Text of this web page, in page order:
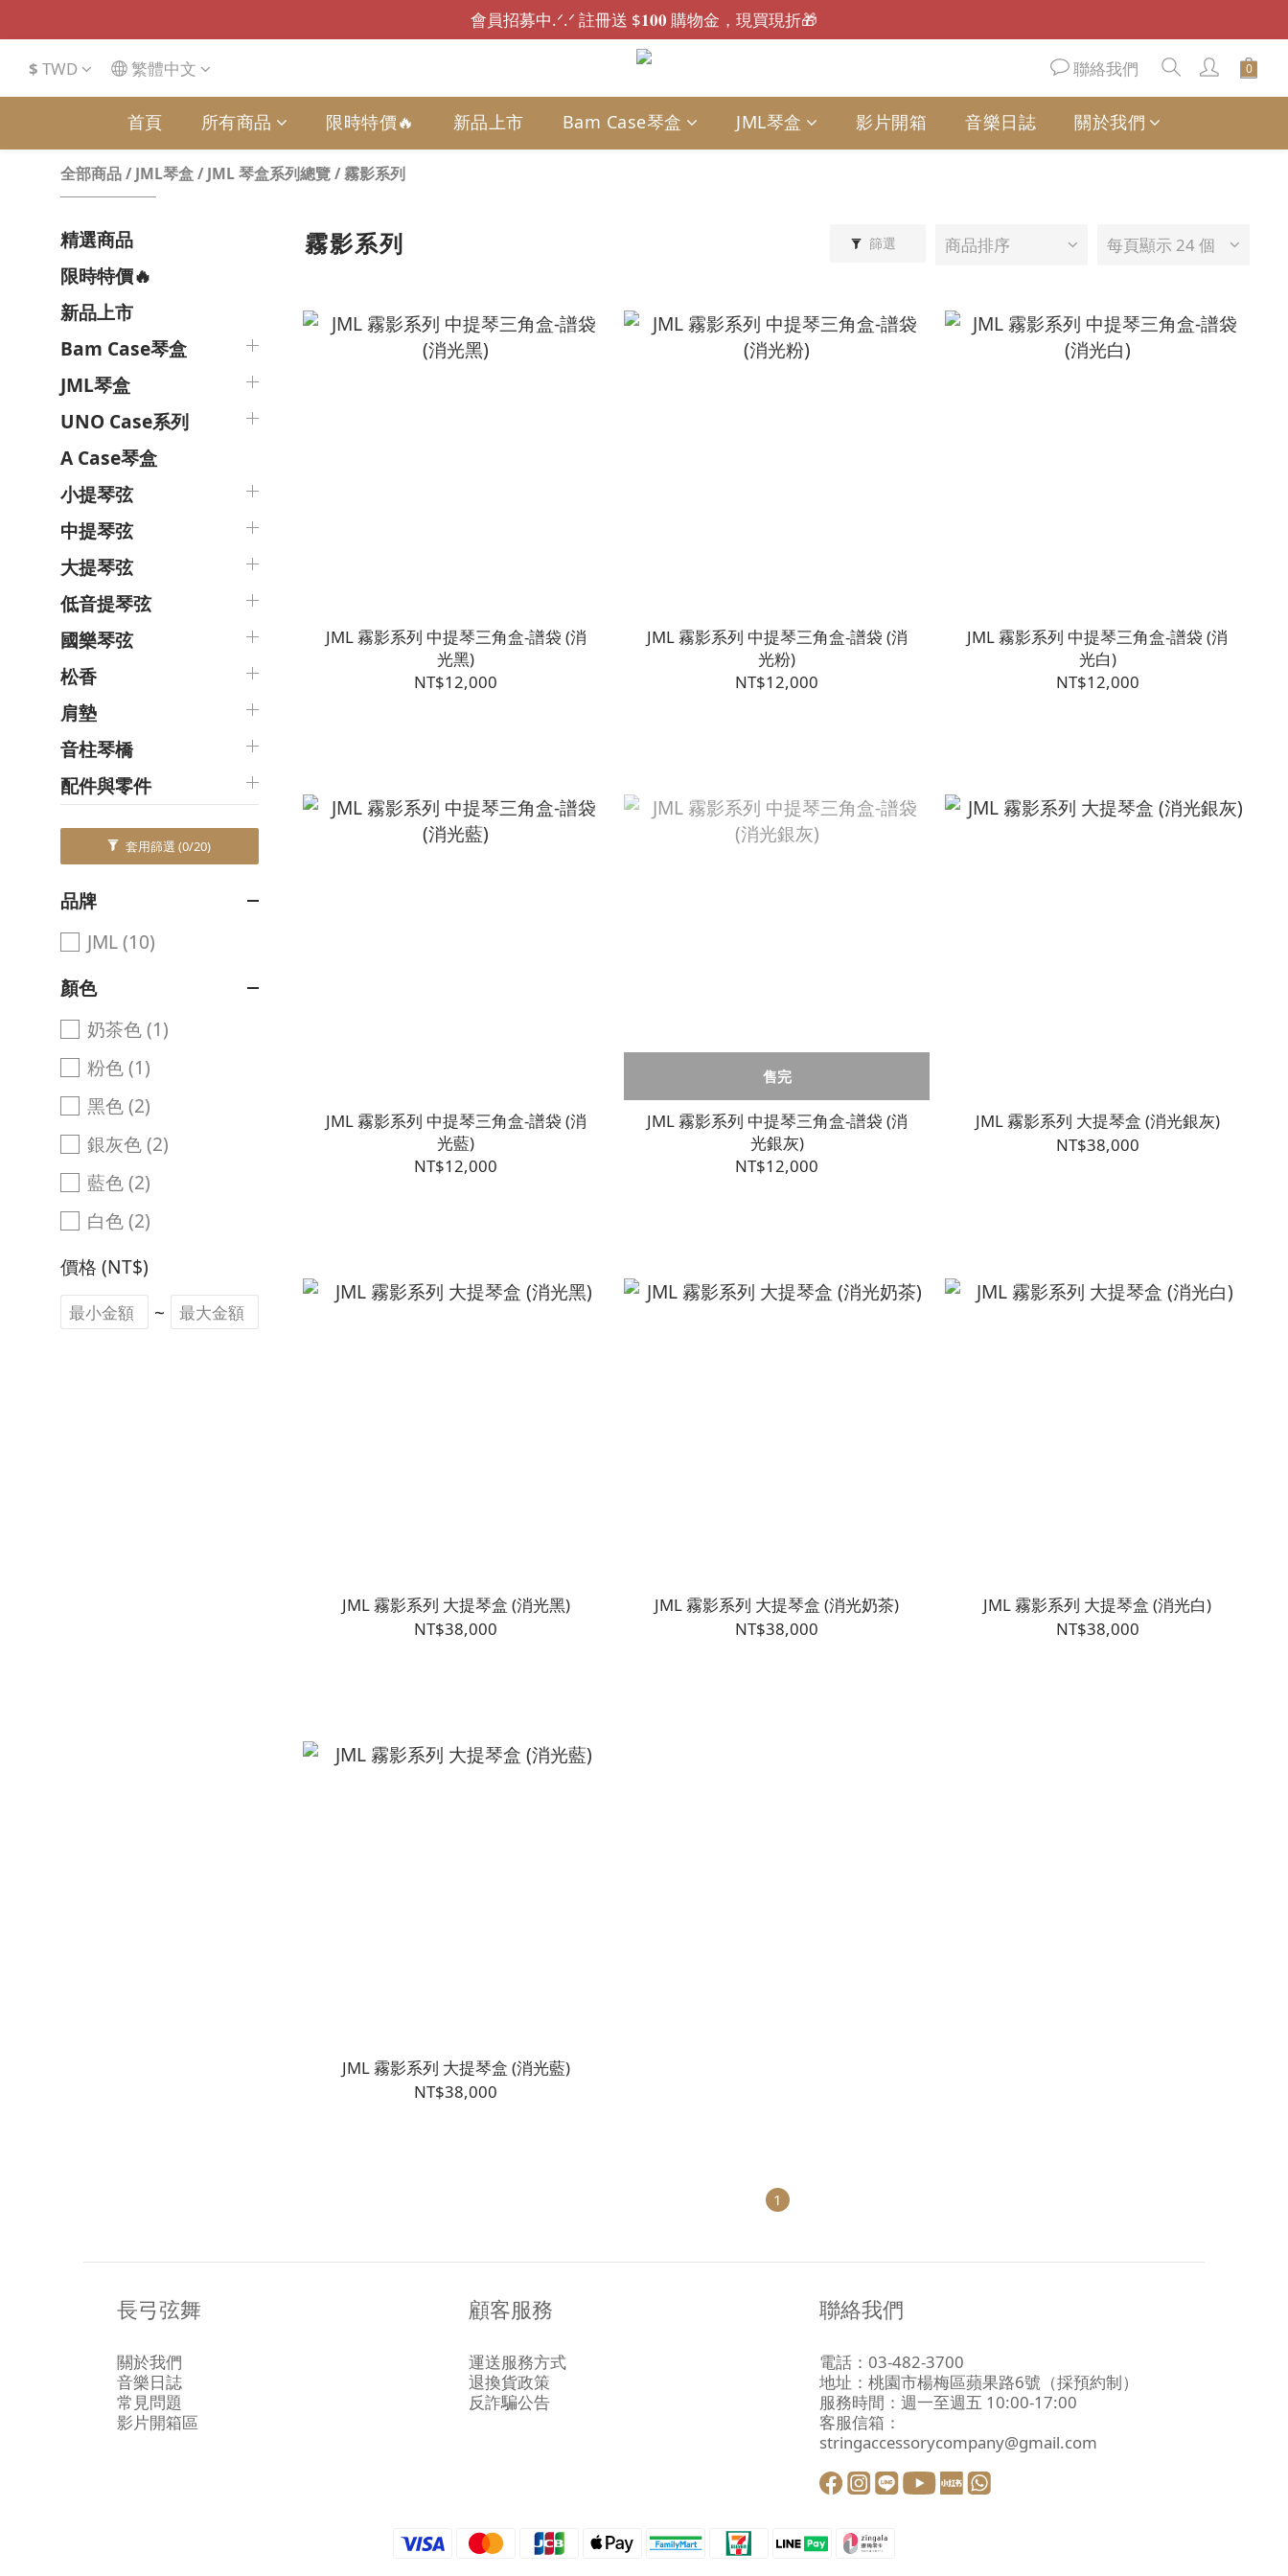
會員招募中.ᐟ.ᐟ 註冊送 $𝟏𝟎𝟎 購物金，現買現折🎁
會員招募中.ᐟ.ᐟ 註冊送 $𝟏𝟎𝟎 購物金，現買現折🎁
🚚全館滿千免運｜𝟏𝟓:𝟑𝟎 前下單，現貨最快當日出貨.ᐟ.ᐟ⏰
🌟 消費後留下好評開箱，最高可獲得 $𝟓𝟎𝟎 購物金 🌟
會員招募中.ᐟ.ᐟ 註冊送 $𝟏𝟎𝟎 購物金，現買現折🎁
$ TWD 繁體中文 聯絡我們
首頁 所有商品 限時特價🔥 新品上市 Bam Case琴盒 JML琴盒 影片開箱 音樂日誌 關於我們
全部商品/JML琴盒/JML 琴盒系列總覽/霧影系列
精選商品
限時特價🔥
新品上市
Bam Case琴盒
JML琴盒
UNO Case系列
A Case琴盒
小提琴弦
中提琴弦
大提琴弦
低音提琴弦
國樂琴弦
松香
肩墊
音柱琴橋
配件與零件
套用篩選(0/20)
品牌
JML (10)
顏色
奶茶色 (1)
粉色 (1)
黑色 (2)
銀灰色 (2)
藍色 (2)
白色 (2)
價格 (NT$)
~
霧影系列 篩選 商品排序 每頁顯示 24 個
JML 霧影系列 中提琴三角盒-譜袋 (消
光黑)
NT$12,000
JML 霧影系列 中提琴三角盒-譜袋 (消
光粉)
NT$12,000
JML 霧影系列 中提琴三角盒-譜袋 (消
光白)
NT$12,000
JML 霧影系列 中提琴三角盒-譜袋 (消
光藍)
NT$12,000
售完
JML 霧影系列 中提琴三角盒-譜袋 (消
光銀灰)
NT$12,000
JML 霧影系列 大提琴盒 (消光銀灰)
NT$38,000
JML 霧影系列 大提琴盒 (消光黑)
NT$38,000
JML 霧影系列 大提琴盒 (消光奶茶)
NT$38,000
JML 霧影系列 大提琴盒 (消光白)
NT$38,000
JML 霧影系列 大提琴盒 (消光藍)
NT$38,000
1
長弓弦舞
關於我們
音樂日誌
常見問題
影片開箱區
顧客服務
運送服務方式
退換貨政策
反詐騙公告
聯絡我們
電話：03-482-3700
地址：桃園市楊梅區蘋果路6號 （採預約制）
服務時間：週一至週五 10:00-17:00
客服信箱：
stringaccessorycompany@gmail.com